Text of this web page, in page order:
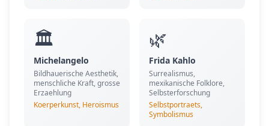
🏛️
Michelangelo
Bildhauerische Aesthetik,
menschliche Kraft, grosse
Erzaehlung
Koerperkunst, Heroismus
🌿
Frida Kahlo
Surrealismus,
mexikanische Folklore,
Selbsterforschung
Selbstportraets,
Symbolismus